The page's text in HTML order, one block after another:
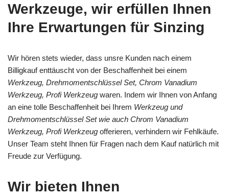
Werkzeuge, wir erfüllen Ihnen
Ihre Erwartungen für Sinzing
Wir hören stets wieder, dass unsre Kunden nach einem
Billigkauf enttäuscht von der Beschaffenheit bei einem
Werkzeug, Drehmomentschlüssel Set, Chrom Vanadium
Werkzeug, Profi Werkzeug waren. Indem wir Ihnen von Anfang
an eine tolle Beschaffenheit bei Ihrem Werkzeug und
Drehmomentschlüssel Set wie auch Chrom Vanadium
Werkzeug, Profi Werkzeug offerieren, verhindern wir Fehlkäufe.
Unser Team steht Ihnen für Fragen nach dem Kauf natürlich mit
Freude zur Verfügung.
Wir bieten Ihnen